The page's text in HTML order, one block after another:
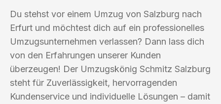
Du stehst vor einem Umzug von Salzburg nach
Erfurt und möchtest dich auf ein professionelles
Umzugsunternehmen verlassen? Dann lass dich
von den Erfahrungen unserer Kunden
überzeugen! Der Umzugskönig Schmitz Salzburg
steht für Zuverlässigkeit, hervorragenden
Kundenservice und individuelle Lösungen – damit